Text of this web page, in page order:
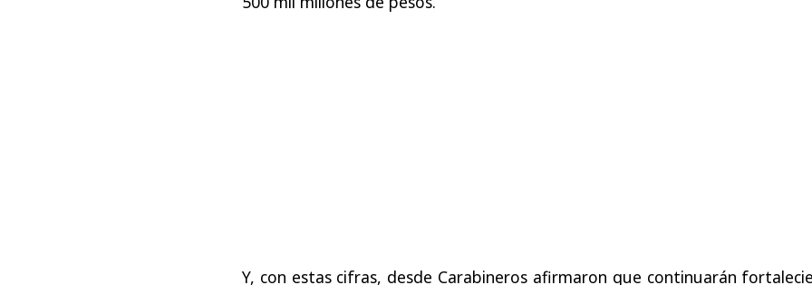
Y, con estas cifras, desde Carabineros afirmaron que continuarán